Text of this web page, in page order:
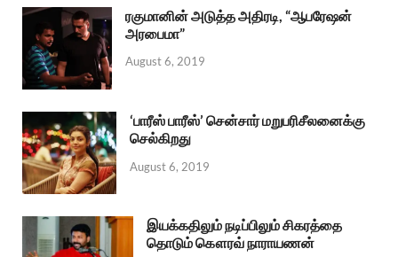
ரகுமானின் அடுத்த அதிரடி, “ஆபரேஷன்
அரபைமா”
August 6, 2019
‘பாரீஸ் பாரீஸ்’ சென்சார் மறுபரிசீலனைக்கு
செல்கிறது
August 6, 2019
இயக்கதிலும் நடிப்பிலும் சிகரத்தை
தொடும் கௌரவ் நாராயணன்